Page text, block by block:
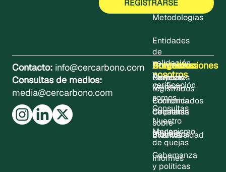
Contacto: info@cercarbono.com
Consultas de medios:
media@cercarbono.com
Sobre
nosotros
Quiénes
somos
Nuestro
equipo
Gobernanza
y políticas
Proyectos
Proyectos
registrados
Consultas
sobre
proyectos
Actualizaciones
Noticias
Comunicados
de prensa
Eventos
Informes
Contacto
Programas
Carbono
Economía
Circular
Biodiversidad
Metodologías
Entidades
de
validación
y
verificación
Consultas
Mecanismo
de quejas